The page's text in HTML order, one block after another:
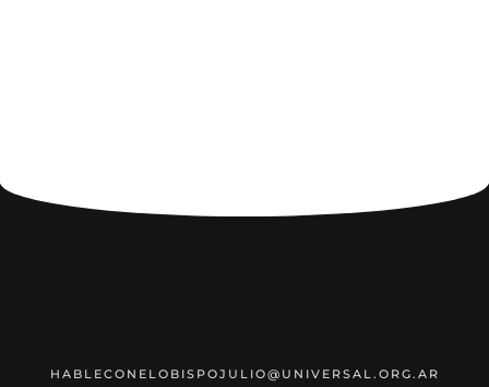
HABLECONELOBISPOJULIO@UNIVERSAL.ORG.AR